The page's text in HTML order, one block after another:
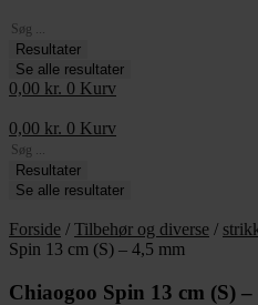
Search
...Resultater
Se alle resultater
0,00 kr. 0 Kurv
0,00 kr. 0 Kurv
Search
...Resultater
Se alle resultater
Forside / Tilbehør og diverse /
Spin 13 cm (S) – 4,5 mm
Chiaogoo Spin 13 cm (S) –